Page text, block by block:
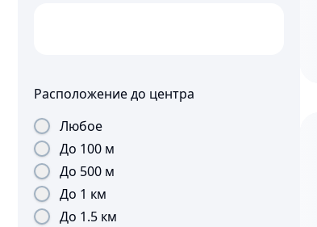
Расположение до центра
Любое
До 100 м
До 500 м
До 1 км
До 1.5 км